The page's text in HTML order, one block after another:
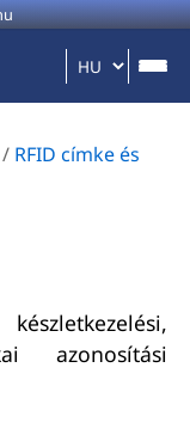
/ RFID címke és
azonosítási